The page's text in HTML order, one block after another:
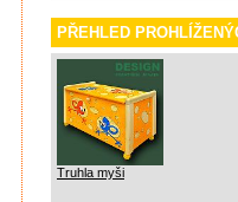
PŘEHLED
Truhla myši